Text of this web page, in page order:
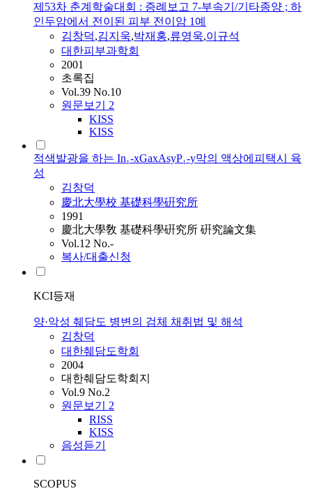
제53차 춘계학술대회 : 증례보고 7-부속기/기타종양 ; 하
인두암에서 전이된 피부 전이암 1예
김창덕,김지욱,박재홍,류영욱,이규석
대한피부과학회
2001
초록집
Vol.39 No.10
원문보기 2
KISS
KISS
적색발광을 하는 In₁-xGaxAsyP₁-y막의 액상에피택시 육
성
김창덕
慶北大學校 基礎科學硏究所
1991
慶北大學敎 基礎科學硏究所 硏究論文集
Vol.12 No.-
복사/대출신청
KCI등재
양·악성 췌담도 병변의 검체 채취법 및 해석
김창덕
대한췌담도학회
2004
대한췌담도학회지
Vol.9 No.2
원문보기 2
RISS
KISS
음성듣기
SCOPUS